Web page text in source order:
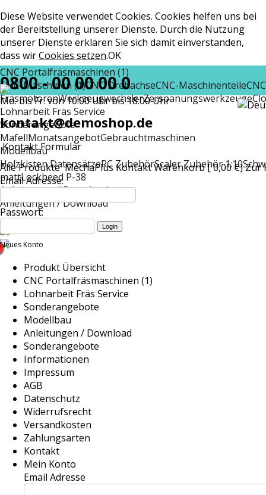
Diese Website verwendet Cookies. Cookies helfen uns bei
der Bereitstellung unserer Dienste. Durch die Nutzung
unserer Dienste erklären Sie sich damit einverstanden,
dass wirCookies setzen.OK
CNC Portalfräsmaschinen (1)
CNC-Maschinen (1)CNC DrehachseCNC-Maschinenteile
FräsmotorenWerkzeugwechslerZerspanungswerkzeuge
Lohnarbeit Fräs Service
Sonderangebote
MafellMonatsangebotGebrauchtmaschinen
Modellbau
Holzkisten DatensätzeRC ZubehörScaler Zubehör 1:10
mattLockheed P-38
Anleitungen / Download
Anleitungen / Download
0800 - 00 00 00 0
Mo. bis Fr. von 10:00 Uhr bis 18:00 Uhr
kontakt@demoshop.de
Kontakt Formular
Alle Produkte MechaPlus KontaktWarenkorb [ 0,00 €]Zur
Email Adresse:
Passwort:
Neues Konto
Produkt Übersicht
CNC Portalfräsmaschinen (1)
Lohnarbeit Fräs Service
Sonderangebote
Modellbau
Anleitungen / Download
Sonderangebote
Informationen
Impressum
AGB
Datenschutz
Widerrufsrecht
Versandkosten
Zahlungsarten
Kontakt
Mein Konto
Email Adresse